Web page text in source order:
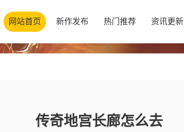
网站首页 新作发布 热门推荐 资讯更新
传奇地宫长廊怎么去